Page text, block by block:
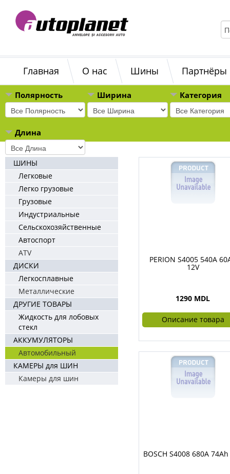
Главная О нас Шины Партнёры
Полярность Ширина Категория
Длина
ШИНЫ
Легковые
Легко грузовые
Грузовые
Индустриальные
Сельскохозяйственные
Автоспорт
ATV
ДИСКИ
Легкосплавные
Металлические
ДРУГИЕ ТОВАРЫ
Жидкость для лобовых
стекл
АККУМУЛЯТОРЫ
Автомобильный
КАМЕРЫ для ШИН
Камеры для шин
PERION S4005 540A
12V
1290 MDL
Описание товара
BOSCH S4008 680A 74Ah